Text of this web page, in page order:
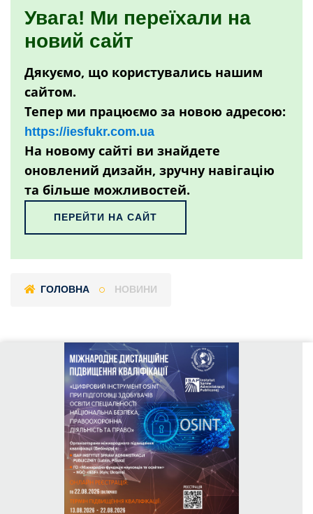
Увага! Ми переїхали на
новий сайт
Дякуємо, що користувались нашим
сайтом.
Тепер ми працюємо за новою адресою:
https://iesfukr.com.ua
На новому сайті ви знайдете
оновлений дизайн, зручну навігацію
та більше можливостей.
ПЕРЕЙТИ НА САЙТ
ГОЛОВНА НОВИНИ